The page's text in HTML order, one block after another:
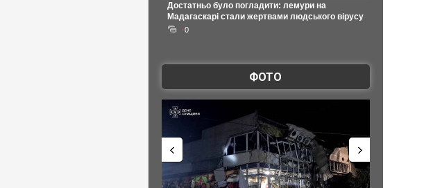
Достатньо було погладити: лемури на
Мадагаскарі стали жертвами людського вірусу
0
ФОТО